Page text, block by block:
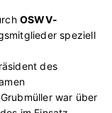
OSWV-
speziell
des
war über